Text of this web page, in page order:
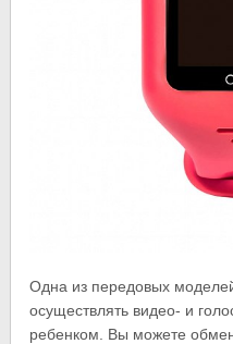
Одна из передовых
осуществлять видео- и
ребенком. Вы можете